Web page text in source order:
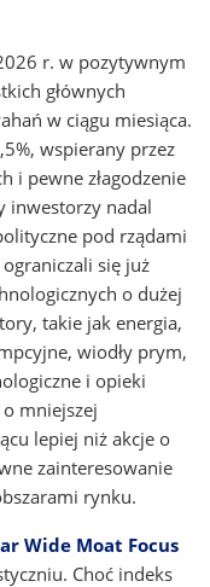
r. w pozytywnym
głównych
w ciągu miesiąca.
wspierany przez
i pewne złagodzenie
inwestorzy nadal
pod rządami
się już
o dużej
takie jak energia,
wiodły prym,
i opieki
mniejszej
lepiej niż akcje o
zainteresowanie
rynku.
Wide Moat Focus
Choć indeks